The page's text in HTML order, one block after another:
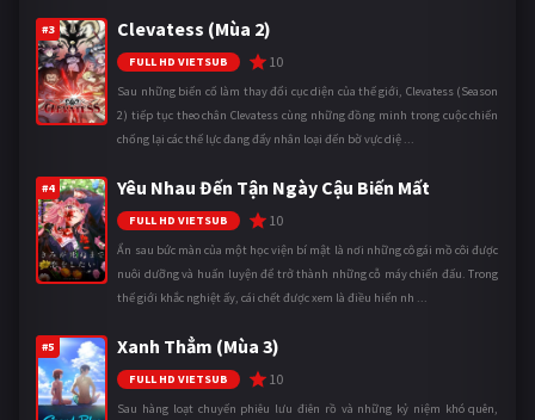
#3 Clevatess (Mùa 2)
FULL HD VIETSUB 10
Sau những biến cố làm thay đổi cục diện của thế giới, Clevatess (Season
2) tiếp tục theo chân Clevatess cùng những đồng minh trong cuộc chiến
chống lại các thế lực đang đẩy nhân loại đến bờ vực diệ ...
#4 Yêu Nhau Đến Tận Ngày Cậu Biến Mất
FULL HD VIETSUB 10
Ẩn sau bức màn của một học viện bí mật là nơi những cô gái mồ côi được
nuôi dưỡng và huấn luyện để trở thành những cỗ máy chiến đấu. Trong
thế giới khắc nghiệt ấy, cái chết được xem là điều hiển nh ...
#5 Xanh Thẳm (Mùa 3)
FULL HD VIETSUB 10
Sau hàng loạt chuyến phiêu lưu điên rồ và những kỷ niệm khó quên,